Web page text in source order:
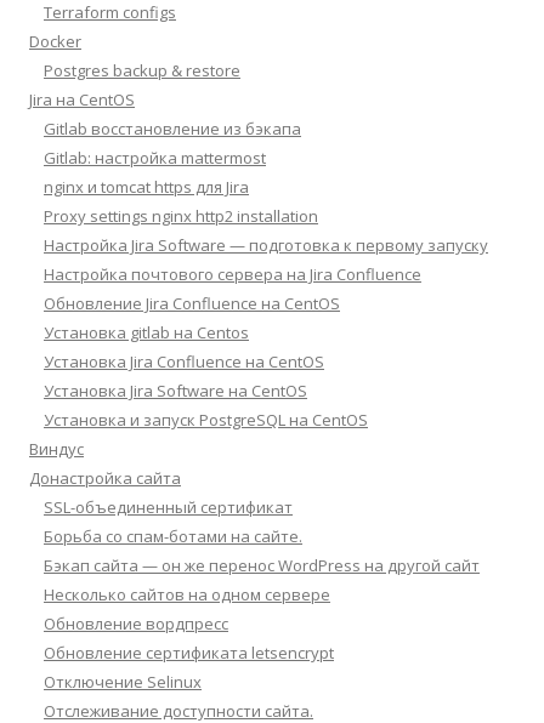
Terraform configs
Docker
Postgres backup & restore
Jira на CentOS
Gitlab восстановление из бэкапа
Gitlab: настройка mattermost
nginx и tomcat https для Jira
Proxy settings nginx http2 installation
Настройка Jira Software — подготовка к первому запуску
Настройка почтового сервера на Jira Confluence
Обновление Jira Confluence на CentOS
Установка gitlab на Centos
Установка Jira Confluence на CentOS
Установка Jira Software на CentOS
Установка и запуск PostgreSQL на CentOS
Виндус
Донастройка сайта
SSL-объединенный сертификат
Борьба со спам-ботами на сайте.
Бэкап сайта — он же перенос WordPress на другой сайт
Несколько сайтов на одном сервере
Обновление вордпресс
Обновление сертификата letsencrypt
Отключение Selinux
Отслеживание доступности сайта.